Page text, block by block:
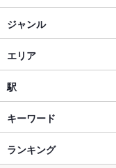
キタノイチバ
ジャンル
居酒屋
創作
海鮮
松本市 × 居酒屋
エリア
松本駅
松本駅 × 居酒屋
松本駅 × 創作
駅
北松本駅
西松本駅
キーワード
からあげ
ランキング